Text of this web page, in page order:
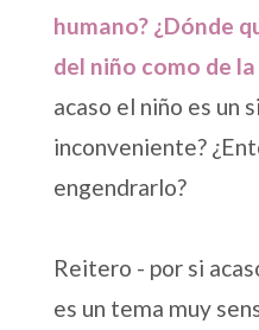
humano? ¿Dónde
del niño como de
acaso el niño es un
inconveniente?
engendrarlo?
Reitero - por si
es un tema muy